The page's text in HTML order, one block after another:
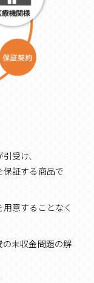
受け、
証する商品で
意することなく
未収金問題の解